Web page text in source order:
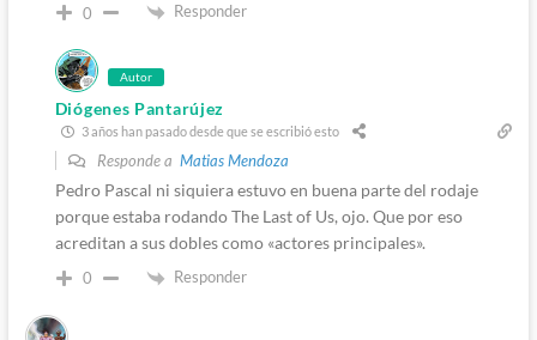
0 Responder
Autor
Diógenes Pantarújez
3 años han pasado desde que se escribió esto
Responde a Matias Mendoza
Pedro Pascal ni siquiera estuvo en buena parte del rodaje
porque estaba rodando The Last of Us, ojo. Que por eso
acreditan a sus dobles como «actores principales».
0 Responder